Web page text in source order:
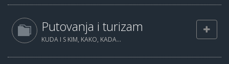
Putovanja i turizam
KUDA I S KIM, KAKO, KADA...